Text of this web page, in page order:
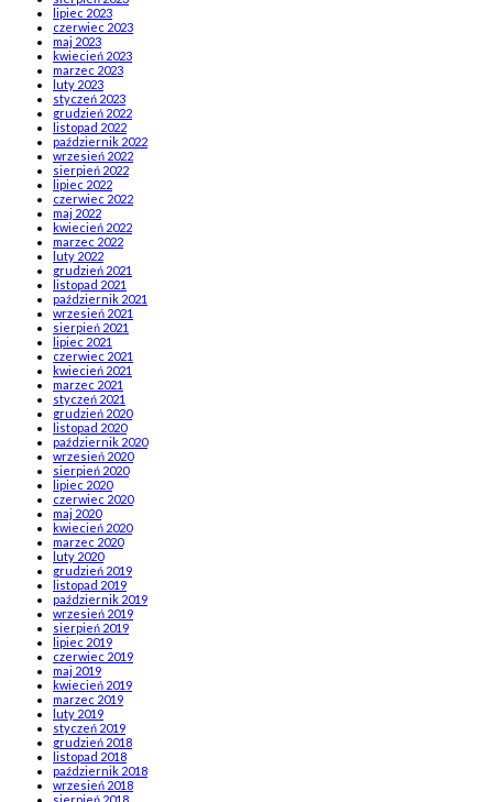
lipiec 2023
czerwiec 2023
maj 2023
kwiecień 2023
marzec 2023
luty 2023
styczeń 2023
grudzień 2022
listopad 2022
październik 2022
wrzesień 2022
sierpień 2022
lipiec 2022
czerwiec 2022
maj 2022
kwiecień 2022
marzec 2022
luty 2022
grudzień 2021
listopad 2021
październik 2021
wrzesień 2021
sierpień 2021
lipiec 2021
czerwiec 2021
kwiecień 2021
marzec 2021
styczeń 2021
grudzień 2020
listopad 2020
październik 2020
wrzesień 2020
sierpień 2020
lipiec 2020
czerwiec 2020
maj 2020
kwiecień 2020
marzec 2020
luty 2020
grudzień 2019
listopad 2019
październik 2019
wrzesień 2019
sierpień 2019
lipiec 2019
czerwiec 2019
maj 2019
kwiecień 2019
marzec 2019
luty 2019
styczeń 2019
grudzień 2018
listopad 2018
październik 2018
wrzesień 2018